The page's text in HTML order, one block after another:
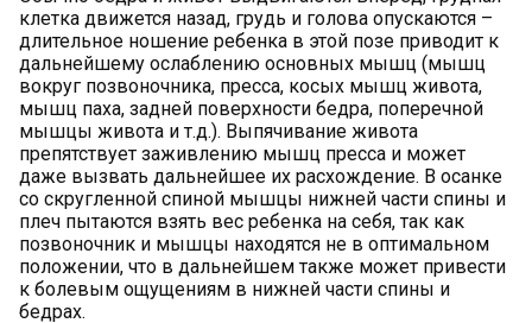
клетка движется назад, грудь и голова опускаются –
длительное ношение ребенка в этой позе приводит к
дальнейшему ослаблению основных мышц (мышц
вокруг позвоночника, пресса, косых мышц живота,
мышц паха, задней поверхности бедра, поперечной
мышцы живота и т.д.). Выпячивание живота
препятствует заживлению мышц пресса и может
даже вызвать дальнейшее их расхождение. В осанке
со скругленной спиной мышцы нижней части спины и
плеч пытаются взять вес ребенка на себя, так как
позвоночник и мышцы находятся не в оптимальном
положении, что в дальнейшем также может привести
к болевым ощущениям в нижней части спины и
бедрах.